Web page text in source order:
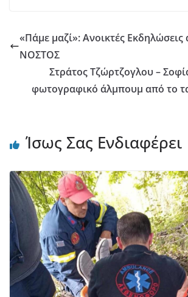
«Πάμε μαζί»: Ανοικτές
ΝΟΣΤΟΣ
Στράτος Τζώρτζογλου –
φωτογραφικό άλμπουμ από το
Ίσως Σας Ενδιαφέρει